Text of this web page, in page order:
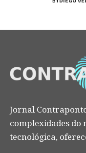
Jornal
complexidades
tecnológica,